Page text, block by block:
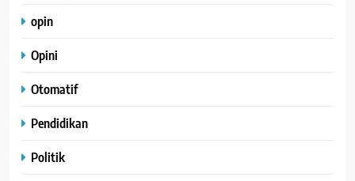
opin
Opini
Otomatif
Pendidikan
Politik